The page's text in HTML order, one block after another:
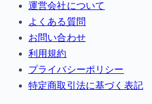
運営会社について
よくある質問
お問い合わせ
利用規約
プライバシーポリシー
特定商取引法に基づく表記